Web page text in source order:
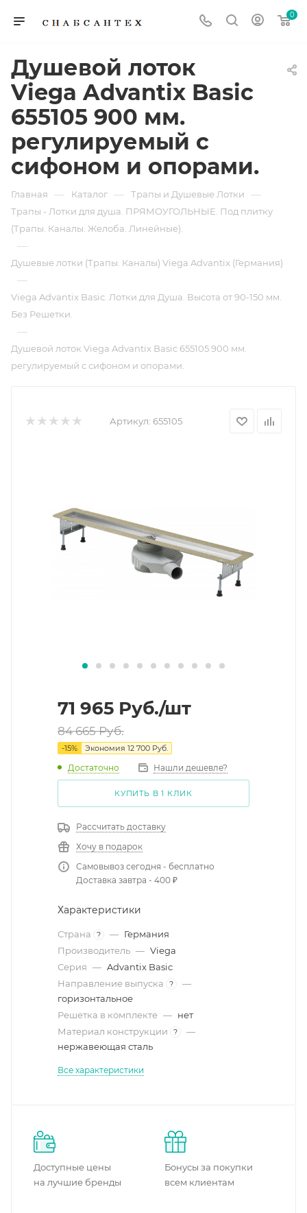
0
Душевой лоток
Viega Advantix Basic
655105 900 мм.
регулируемый с
сифоном и опорами.
Главная — Каталог — Трапы и Душевые Лотки —
Трапы - Лотки для душа. ПРЯМОУГОЛЬНЫЕ. Под плитку
(Трапы. Каналы. Желоба. Линейные).
—
Душевые лотки (Трапы. Каналы) Viega Advantix (Германия)
—
Viega Advantix Basic. Лотки для Душа. Высота от 90-150 мм.
Без Решетки.
—
Душевой лоток Viega Advantix Basic 655105 900 мм.
регулируемый с сифоном и опорами.
Артикул: 655105
71 965 Руб./шт
84 665Руб.
-15% Экономия 12 700 Руб.
Достаточно Нашли дешевле?
КУПИТЬ В 1 КЛИК
Рассчитать доставку
Хочу в подарок
Самовывоз сегодня - бесплатно
Доставка завтра - 400 ₽
Характеристики
Страна ? — Германия
Производитель — Viega
Серия — Advantix Basic
Направление выпуска
?
—
горизонтальное
Решетка в комплекте — нет
Материал конструкции
?
—
нержавеющая сталь
Все характеристики
Доступные цены
на лучшие бренды
Бонусы за покупки
всем клиентам